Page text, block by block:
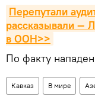
Перепутали
рассказывали —
в ООН>>
По факту
Кавказ В мире